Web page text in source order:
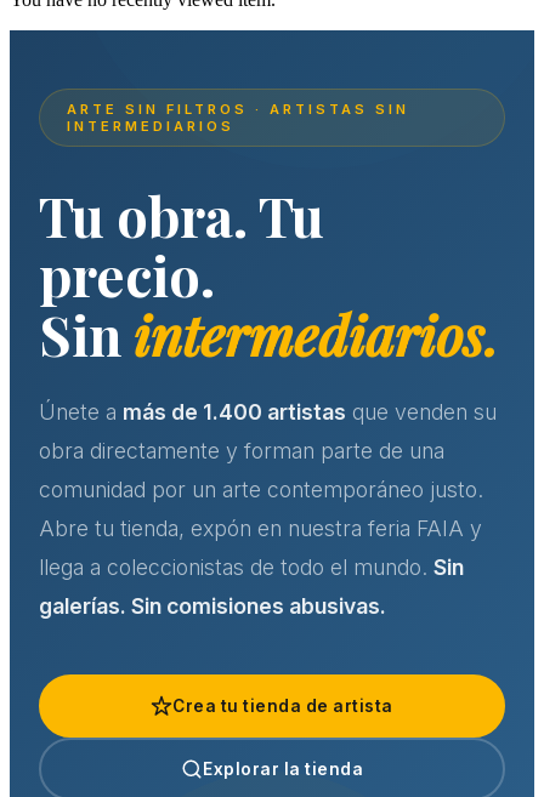
ARTE SIN FILTROS · ARTISTAS SIN
INTERMEDIARIOS
Tu obra. Tu
precio.
Sin intermediarios.
Únete a más de 1.400 artistas que venden su
obra directamente y forman parte de una
comunidad por un arte contemporáneo justo.
Abre tu tienda, expón en nuestra feria FAIA y
llega a coleccionistas de todo el mundo. Sin
galerías. Sin comisiones abusivas.
Crea tu tienda de artista
Explorar la tienda